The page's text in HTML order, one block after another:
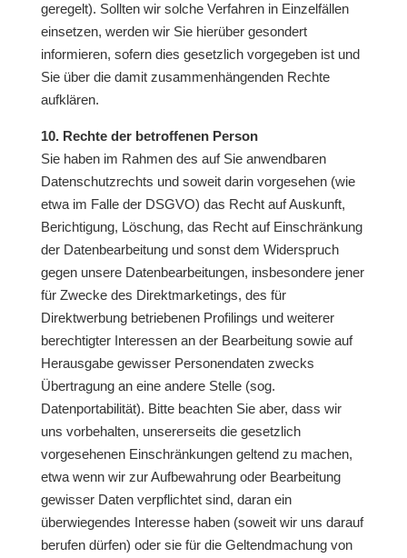
geregelt). Sollten wir solche Verfahren in Einzelfällen
einsetzen, werden wir Sie hierüber gesondert
informieren, sofern dies gesetzlich vorgegeben ist und
Sie über die damit zusammenhängenden Rechte
aufklären.
10. Rechte der betroffenen Person
Sie haben im Rahmen des auf Sie anwendbaren
Datenschutzrechts und soweit darin vorgesehen (wie
etwa im Falle der DSGVO) das Recht auf Auskunft,
Berichtigung, Löschung, das Recht auf Einschränkung
der Datenbearbeitung und sonst dem Widerspruch
gegen unsere Datenbearbeitungen, insbesondere jener
für Zwecke des Direktmarketings, des für
Direktwerbung betriebenen Profilings und weiterer
berechtigter Interessen an der Bearbeitung sowie auf
Herausgabe gewisser Personendaten zwecks
Übertragung an eine andere Stelle (sog.
Datenportabilität). Bitte beachten Sie aber, dass wir
uns vorbehalten, unsererseits die gesetzlich
vorgesehenen Einschränkungen geltend zu machen,
etwa wenn wir zur Aufbewahrung oder Bearbeitung
gewisser Daten verpflichtet sind, daran ein
überwiegendes Interesse haben (soweit wir uns darauf
berufen dürfen) oder sie für die Geltendmachung von